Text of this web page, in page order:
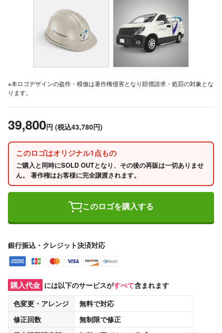
※本ロゴデザインの盗作・模倣は著作権侵害となり賠償請求・処罰の対象とな
ります。
39,800円 (税込43,780円)
このロゴはオリジナル1点もの
ご購入と同時にSOLD OUTとなり、その後の再販は一切ありませ
ん。 著作権はお客様に完全譲渡されます。
このロゴを購入する
銀行振込・クレジット決済対応
購入代金 には以下のサービスがすべて含まれます
色変更・アレンジ
無料で対応
修正回数
無制限で修正